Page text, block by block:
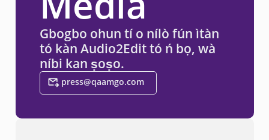
Gbogbo ohun tí o nílò fún ìtàn
tó kàn Audio2Edit tó ń bọ, wà
níbi kan ṣoṣo.
press@qaamgo.com